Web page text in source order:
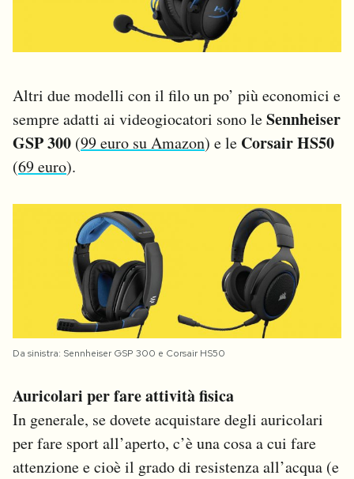
Altri due modelli con il filo un po’ più economici e
sempre adatti ai videogiocatori sono leSennheiser
GSP 300 (99 euro su Amazon) e le Corsair HS50
(69 euro).
Da sinistra: Sennheiser GSP 300 e Corsair HS50
Auricolari per fare attività fisica
In generale, se dovete acquistare degli auricolari
per fare sport all’aperto, c’è una cosa a cui fare
attenzione e cioè il grado di resistenza all’acqua (e